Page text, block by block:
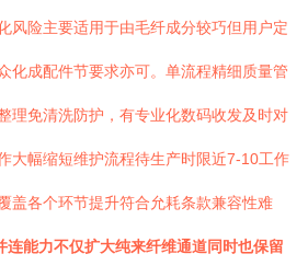
风险主要适用于由毛纤成分较巧但用户定
化成配件节要求亦可。单流程精细质量管
理免清洗防护，有专业化数码收发及时对
大幅缩短维护流程待生产时限近7-10工作
盖各个环节提升符合允耗条款兼容性难
连能力不仅扩大纯来纤维通道同时也保留